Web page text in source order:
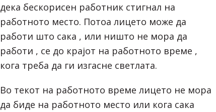
дека бескорисен работник стигнал на
работното место. Потоа лицето може да
работи што сака , или ништо не мора да
работи , се до крајот на работното време ,
кога треба да ги изгасне светлата.
Во текот на работното време лицето не мора
да биде на работното место или кога сака